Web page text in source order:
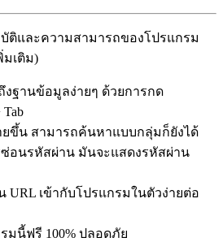
บัติและความสามารถของโปรแกรม
มเติม)
งฐานข้อมูลง่ายๆ ด้วยการกด
ขึ้น สามารถค้นหาแบบกลุ่มก็ยังได้
ซ่อนรหัสผ่าน มันจะแสดงรหัสผ่าน
URL เข้ากับโปรแกรมในตัวง่ายต่อ
มนี้ฟรี 100% ปลอดภัย